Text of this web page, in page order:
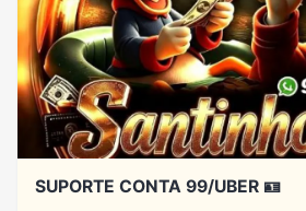
SUPORTE CONTA 99/UBER 🪪